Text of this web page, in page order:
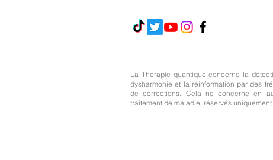
La Thérapie quantique concerne la
dysharmonie et la réinformation par des
de corrections. Cela ne concerne en
traitement de maladie, réservés